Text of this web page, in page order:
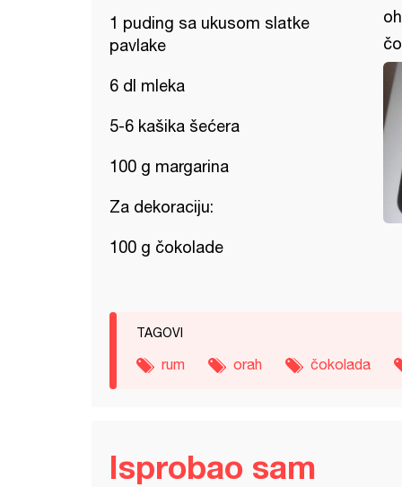
1 puding sa ukusom slatke
pavlake
6 dl mleka
5-6 kašika šećera
100 g margarina
Za dekoraciju:
100 g čokolade
TAGOVI
rum orah čokolada
Isprobao sam